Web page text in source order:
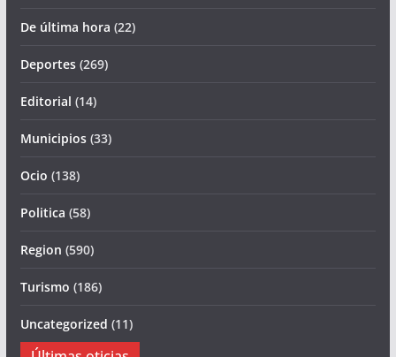
De última hora (22)
Deportes(269)
Editorial (14)
Municipios(33)
Ocio (138)
Politica (58)
Region (590)
Turismo (186)
Uncategorized (11)